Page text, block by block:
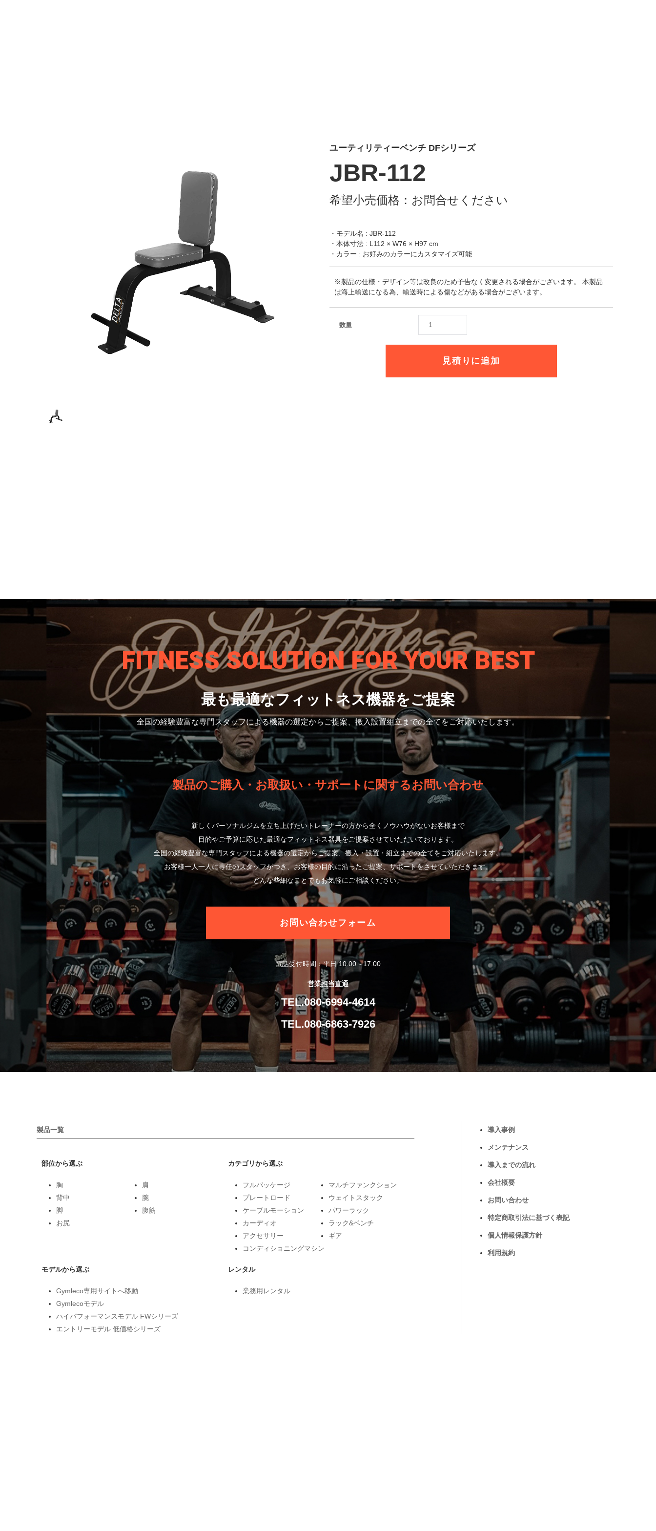
ユーティリティーベンチ DFシリーズ
JBR-112
希望小売価格： お問合せください
・モデル名 : JBR-112
・本体寸法 : L112 × W76 × H97 cm
・カラー : お好みのカラーにカスタマイズ可能
※製品の仕様・デザイン等は改良のため予告なく変更される場合がございます。 本製品
は海上輸送になる為、輸送時による傷などがある場合がございます。
数量
FITNESS SOLUTIONFOR YOUR BEST
最も最適なフィットネス機器をご提案
全国の経験豊富な専門スタッフによる機器の選定から ご提案、搬入設置組立までの全てをご対応いたします。
製品のご購入・お取扱い・サポートに関するお問い合わせ
新しくパーソナルジムを立ち上げたいトレーナーの方から全くノウハウがないお客様まで
目的やご予算に応じた最適なフィットネス器具をご提案させていただいております。
全国の経験豊富な専門スタッフによる機器の選定からご提案、搬入・設置・組立までの全てをご対応いたします。
お客様一人一人に専任のスタッフがつき、お客様の目的に沿ったご提案、サポートをさせていただきます。
どんな些細なことでもお気軽にご相談ください。
お問い合わせフォーム
電話受付時間：平日 10:00～17:00
営業担当直通
TEL.080-6994-4614
TEL.080-6863-7926
製品一覧
部位から選ぶ
胸
肩
背中
腕
脚
腹筋
お尻
カテゴリから選ぶ
フルパッケージ
マルチファンクション
プレートロード
ウェイトスタック
ケーブルモーション
パワーラック
カーディオ
ラック&ベンチ
アクセサリー
ギア
コンディショニングマシン
モデルから選ぶ
Gymleco専用サイトへ移動
Gymlecoモデル
ハイパフォーマンスモデル FWシリーズ
エントリーモデル 低価格シリーズ
レンタル
業務用レンタル
導入事例
メンテナンス
導入までの流れ
会社概要
お問い合わせ
特定商取引法に基づく表記
個人情報保護方針
利用規約